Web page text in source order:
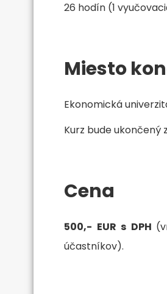
26 hodín (1
Miesto
Ekonomická
Kurz bude ukončený
Cena
500,- EUR s DPH
účastníkov).